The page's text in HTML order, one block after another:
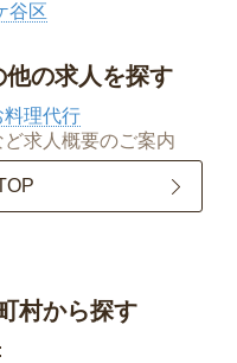
谷区
の求人を探す
料理代行
求人概要のご案内
村から探す
: